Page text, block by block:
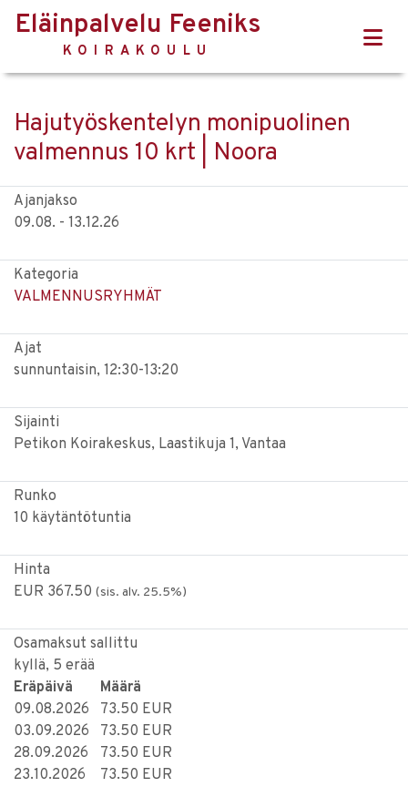
Eläinpalvelu Feeniks
KOIRAKOULU
Hajutyöskentelyn monipuolinen
valmennus 10 krt | Noora
Ajanjakso
09.08. - 13.12.26
Kategoria
VALMENNUSRYHMÄT
Ajat
sunnuntaisin, 12:30-13:20
Sijainti
Petikon Koirakeskus, Laastikuja 1, Vantaa
Runko
10 käytäntötuntia
Hinta
EUR 367.50 (sis. alv. 25.5%)
Osamaksut sallittu
kyllä, 5 erää
Eräpäivä
Määrä
09.08.2026
73.50 EUR
03.09.2026
73.50 EUR
28.09.2026
73.50 EUR
23.10.2026
73.50 EUR